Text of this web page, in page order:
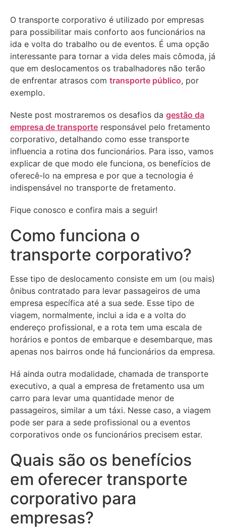
O transporte corporativo é utilizado por empresas
para possibilitar mais conforto aos funcionários na
ida e volta do trabalho ou de eventos. É uma opção
interessante para tornar a vida deles mais cômoda, já
que em deslocamentos os trabalhadores não terão
de enfrentar atrasos com transporte público, por
exemplo.
Neste post mostraremos os desafios da gestão da
empresa de transporte responsável pelo fretamento
corporativo, detalhando como esse transporte
influencia a rotina dos funcionários. Para isso, vamos
explicar de que modo ele funciona, os benefícios de
oferecê-lo na empresa e por que a tecnologia é
indispensável no transporte de fretamento.
Fique conosco e confira mais a seguir!
Como funciona o
transporte corporativo?
Esse tipo de deslocamento consiste em um (ou mais)
ônibus contratado para levar passageiros de uma
empresa específica até a sua sede. Esse tipo de
viagem, normalmente, inclui a ida e a volta do
endereço profissional, e a rota tem uma escala de
horários e pontos de embarque e desembarque, mas
apenas nos bairros onde há funcionários da empresa.
Há ainda outra modalidade, chamada de transporte
executivo, a qual a empresa de fretamento usa um
carro para levar uma quantidade menor de
passageiros, similar a um táxi. Nesse caso, a viagem
pode ser para a sede profissional ou a eventos
corporativos onde os funcionários precisem estar.
Quais são os benefícios
em oferecer transporte
corporativo para
empresas?